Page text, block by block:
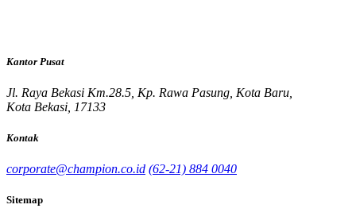
Kantor Pusat
Jl. Raya Bekasi Km.28.5, Kp. Rawa Pasung, Kota Baru,
Kota Bekasi, 17133
Kontak
corporate@champion.co.id (62-21) 884 0040
Sitemap